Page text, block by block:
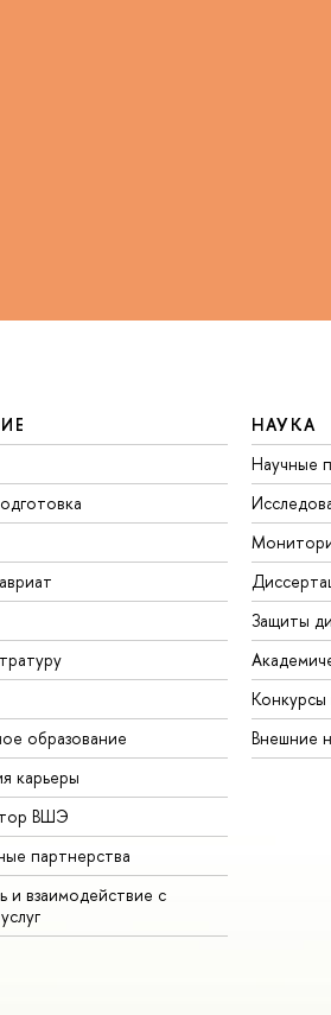
образование
карьеры
ВШЭ
партнерства
и взаимодействие с
НАУКА
Научные
Защиты
Конкурсы
Внешние